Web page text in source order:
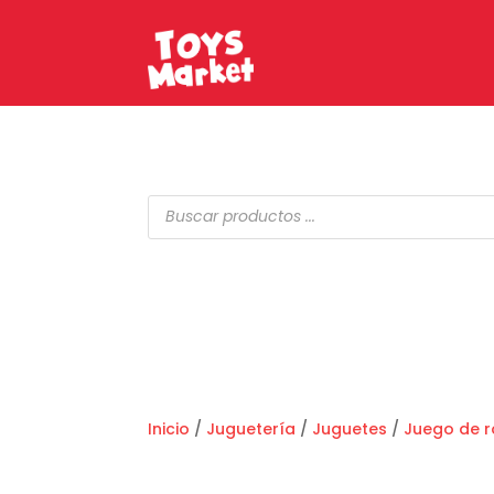
Búsqueda
de
productos
Inicio / Juguetería / Juguetes / Juego de